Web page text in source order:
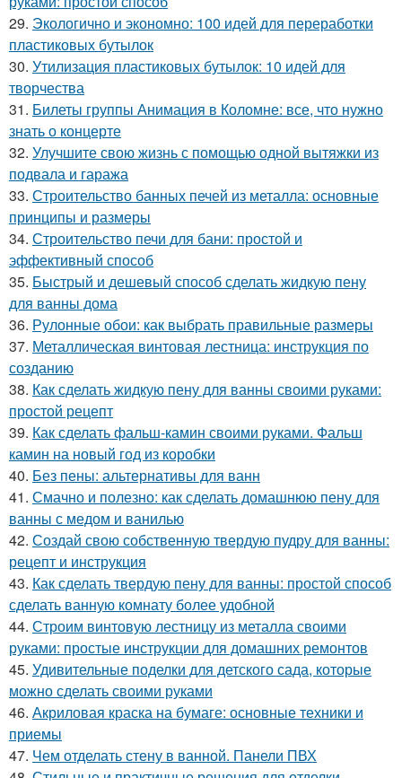
29. Экологично и экономно: 100 идей для переработки
пластиковых бутылок
30. Утилизация пластиковых бутылок: 10 идей для
творчества
31. Билеты группы Анимация в Коломне: все, что нужно
знать о концерте
32. Улучшите свою жизнь с помощью одной вытяжки из
подвала и гаража
33. Строительство банных печей из металла: основные
принципы и размеры
34. Строительство печи для бани: простой и
эффективный способ
35. Быстрый и дешевый способ сделать жидкую пену
для ванны дома
36. Рулонные обои: как выбрать правильные размеры
37. Металлическая винтовая лестница: инструкция по
созданию
38. Как сделать жидкую пену для ванны своими руками:
простой рецепт
39. Как сделать фальш-камин своими руками. Фальш
камин на новый год из коробки
40. Без пены: альтернативы для ванн
41. Смачно и полезно: как сделать домашнюю пену для
ванны с медом и ванилью
42. Создай свою собственную твердую пудру для ванны:
рецепт и инструкция
43. Как сделать твердую пену для ванны: простой способ
сделать ванную комнату более удобной
44. Строим винтовую лестницу из металла своими
руками: простые инструкции для домашних ремонтов
45. Удивительные поделки для детского сада, которые
можно сделать своими руками
46. Акриловая краска на бумаге: основные техники и
приемы
47. Чем отделать стену в ванной. Панели ПВХ